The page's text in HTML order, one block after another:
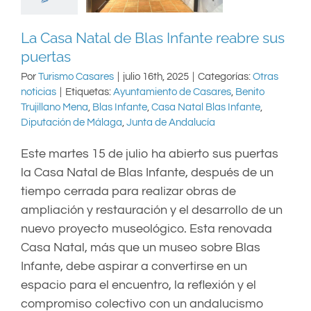
La Casa Natal de Blas Infante reabre sus
puertas
Por Turismo Casares julio 16th, 2025 Categorías: Otras
noticias
Etiquetas: Ayuntamiento de Casares, Benito
Trujillano Mena, Blas Infante, Casa Natal Blas Infante,
Diputación de Málaga, Junta de Andalucía
Este martes 15 de julio ha abierto sus puertas
la Casa Natal de Blas Infante, después de un
tiempo cerrada para realizar obras de
ampliación y restauración y el desarrollo de un
nuevo proyecto museológico. Esta renovada
Casa Natal, más que un museo sobre Blas
Infante, debe aspirar a convertirse en un
espacio para el encuentro, la reflexión y el
compromiso colectivo con un andalucismo